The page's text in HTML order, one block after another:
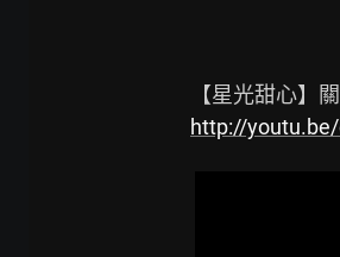
http://